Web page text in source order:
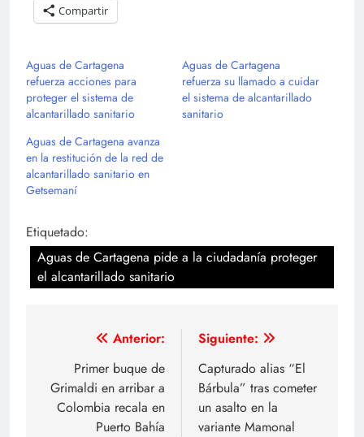
Compartir
Aguas de Cartagena
refuerza acciones para
proteger el sistema de
alcantarillado sanitario
Aguas de Cartagena
refuerza su llamado a cuidar
el sistema de alcantarillado
sanitario
Aguas de Cartagena avanza
en la restitución de la red de
alcantarillado sanitario en
Getsemaní
Etiquetado:
Aguas de Cartagena pide a la ciudadanía proteger
el alcantarillado sanitario
Navegación
entradas
Anterior:
Primer buque de
Grimaldi en arribar a
Colombia recala en
Puerto Bahía
Siguiente:
Capturado alias “El
Bárbula” tras cometer
un asalto en la
variante Mamonal